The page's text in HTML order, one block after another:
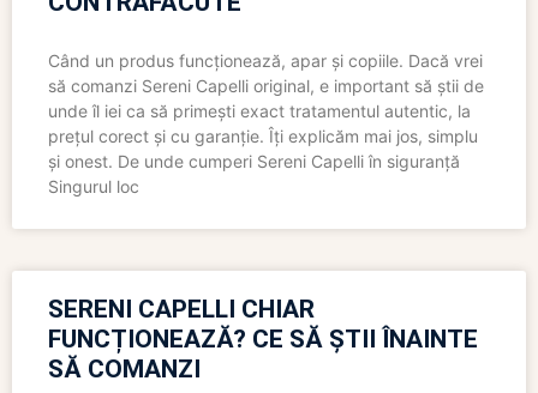
Când un produs funcționează, apar și copiile. Dacă vrei
să comanzi Sereni Capelli original, e important să știi de
unde îl iei ca să primești exact tratamentul autentic, la
prețul corect și cu garanție. Îți explicăm mai jos, simplu
și onest. De unde cumperi Sereni Capelli în siguranță
Singurul loc
SERENI CAPELLI CHIAR
FUNCȚIONEAZĂ? CE SĂ ȘTII ÎNAINTE
SĂ COMANZI